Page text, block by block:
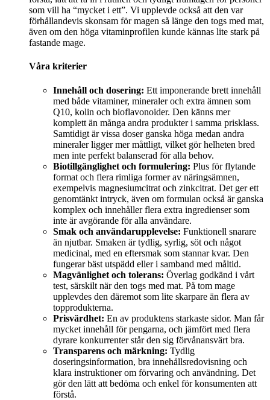
som vill ha “mycket i ett”. Vi upplevde också att den var
förhållandevis skonsam för magen så länge den togs med mat,
även om den höga vitaminprofilen kunde kännas lite stark på
fastande mage.
Våra kriterier
Innehåll och dosering: Ett imponerande brett innehåll
med både vitaminer, mineraler och extra ämnen som
Q10, kolin och bioflavonoider. Den känns mer
komplett än många andra produkter i samma prisklass.
Samtidigt är vissa doser ganska höga medan andra
mineraler ligger mer måttligt, vilket gör helheten bred
men inte perfekt balanserad för alla behov.
Biotillgänglighet och formulering: Plus för flytande
format och flera rimliga former av näringsämnen,
exempelvis magnesiumcitrat och zinkcitrat. Det ger ett
genomtänkt intryck, även om formulan också är ganska
komplex och innehåller flera extra ingredienser som
inte är avgörande för alla användare.
Smak och användarupplevelse: Funktionell snarare
än njutbar. Smaken är tydlig, syrlig, söt och något
medicinal, med en eftersmak som stannar kvar. Den
fungerar bäst utspädd eller i samband med måltid.
Magvänlighet och tolerans: Överlag godkänd i vårt
test, särskilt när den togs med mat. På tom mage
upplevdes den däremot som lite skarpare än flera av
topprodukterna.
Prisvärdhet: En av produktens starkaste sidor. Man får
mycket innehåll för pengarna, och jämfört med flera
dyrare konkurrenter står den sig förvånansvärt bra.
Transparens och märkning: Tydlig
doseringsinformation, bra innehållsredovisning och
klara instruktioner om förvaring och användning. Det
gör den lätt att bedöma och enkel för konsumenten att
förstå.